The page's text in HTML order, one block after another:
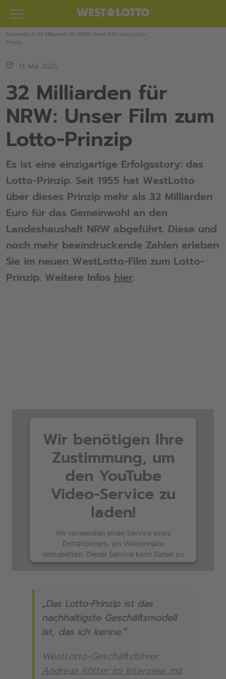
Zum
Inhalt
springen
Startseite » 32 Milliarden für NRW: Unser Film zum Lotto-
Prinzip
13. Mai 2025
32 Milliarden für
NRW: Unser Film zum
Lotto-Prinzip
Es ist eine einzigartige Erfolgsstory: das
Lotto-Prinzip. Seit 1955 hat WestLotto
über dieses Prinzip mehr als 32 Milliarden
Euro für das Gemeinwohl an den
Landeshaushalt NRW abgeführt. Diese und
noch mehr beeindruckende Zahlen erleben
Sie im neuen WestLotto-Film zum Lotto-
Prinzip. Weitere Infos hier.
Wir benötigen Ihre
Zustimmung, um
den YouTube
Video-Service zu
laden!
Wir verwenden einen Service eines
Drittanbieters, um Videoinhalte
einzubetten. Dieser Service kann Daten zu
Ihren Aktivitäten sammeln. Bitte lesen Sie
Mehr Informationen
powered byUsercentrics Consent
„Das Lotto-Prinzip ist das
nachhaltigste Geschäftsmodell
ist, das ich kenne.“
WestLotto-Geschäftsführer
Andreas Kötter im Interview mit